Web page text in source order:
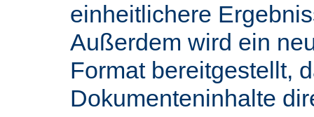
einheitlichere
Außerdem wird ein
Format bereitgestellt,
Dokumenteninhalte